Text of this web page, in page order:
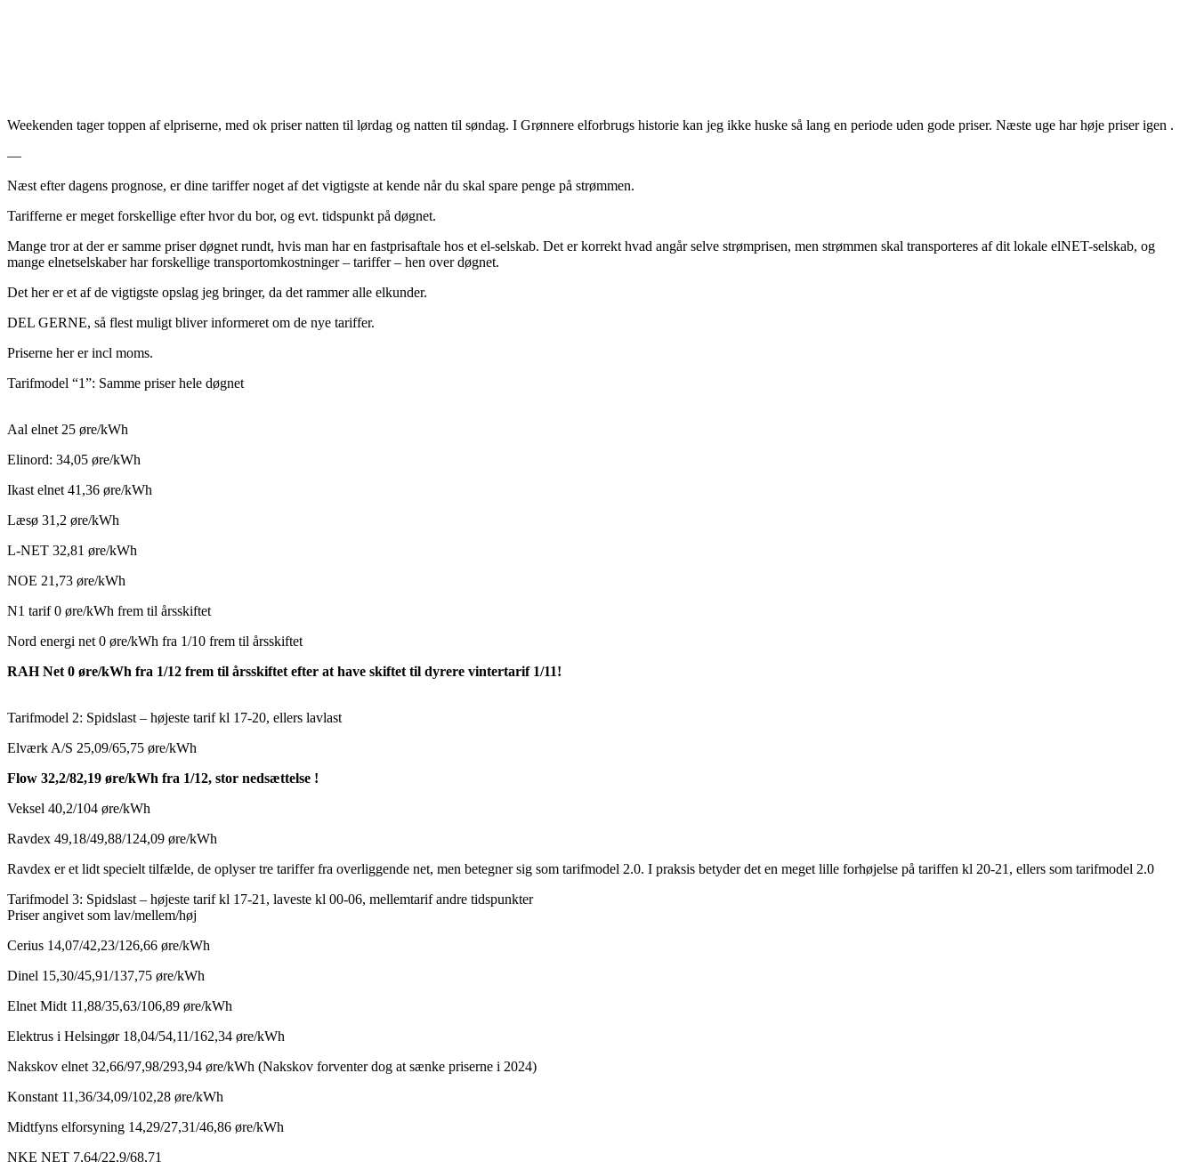
Weekenden tager toppen af elpriserne, med ok priser natten til lørdag og natten til søndag. I Grønnere elforbrugs historie kan jeg ikke huske så lang en periode uden gode priser. Næste uge har høje priser igen .
—
Næst efter dagens prognose, er dine tariffer noget af det vigtigste at kende når du skal spare penge på strømmen.
Tarifferne er meget forskellige efter hvor du bor, og evt. tidspunkt på døgnet.
Mange tror at der er samme priser døgnet rundt, hvis man har en fastprisaftale hos et el-selskab. Det er korrekt hvad angår selve strømprisen, men strømmen skal transporteres af dit lokale elNET-selskab, og
mange elnetselskaber har forskellige transportomkostninger – tariffer – hen over døgnet.
Det her er et af de vigtigste opslag jeg bringer, da det rammer alle elkunder.
DEL GERNE, så flest muligt bliver informeret om de nye tariffer.
Priserne her er incl moms.
Tarifmodel “1”: Samme priser hele døgnet
Aal elnet 25 øre/kWh
Elinord: 34,05 øre/kWh
Ikast elnet 41,36 øre/kWh
Læsø 31,2 øre/kWh
L-NET 32,81 øre/kWh
NOE 21,73 øre/kWh
N1 tarif 0 øre/kWh frem til årsskiftet
Nord energi net 0 øre/kWh fra 1/10 frem til årsskiftet
RAH Net 0 øre/kWh fra 1/12 frem til årsskiftet efter at have skiftet til dyrere vintertarif 1/11!
Tarifmodel 2: Spidslast – højeste tarif kl 17-20, ellers lavlast
Elværk A/S 25,09/65,75 øre/kWh
Flow 32,2/82,19 øre/kWh fra 1/12, stor nedsættelse !
Veksel 40,2/104 øre/kWh
Ravdex 49,18/49,88/124,09 øre/kWh
Ravdex er et lidt specielt tilfælde, de oplyser tre tariffer fra overliggende net, men betegner sig som tarifmodel 2.0. I praksis betyder det en meget lille forhøjelse på tariffen kl 20-21, ellers som tarifmodel 2.0
Tarifmodel 3: Spidslast – højeste tarif kl 17-21, laveste kl 00-06, mellemtarif andre tidspunkter
Priser angivet som lav/mellem/høj
Cerius 14,07/42,23/126,66 øre/kWh
Dinel 15,30/45,91/137,75 øre/kWh
Elnet Midt 11,88/35,63/106,89 øre/kWh
Elektrus i Helsingør 18,04/54,11/162,34 øre/kWh
Nakskov elnet 32,66/97,98/293,94 øre/kWh (Nakskov forventer dog at sænke priserne i 2024)
Konstant 11,36/34,09/102,28 øre/kWh
Midtfyns elforsyning 14,29/27,31/46,86 øre/kWh
NKE NET 7,64/22,9/68,71